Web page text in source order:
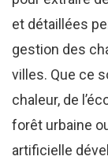
et détaillées
gestion des
villes. Que ce
chaleur, de
forêt urbaine
artificielle